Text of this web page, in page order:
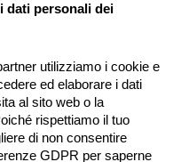
dati personali dei
utilizziamo i cookie e
ed elaborare i dati
al sito web o la
rispettiamo il tuo
di non consentire
GDPR per saperne